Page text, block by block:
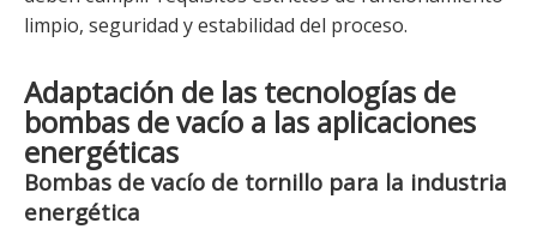
limpio, seguridad y estabilidad del proceso.
Adaptación de las tecnologías de
bombas de vacío a las aplicaciones
energéticas
Bombas de vacío de tornillo para la industria
energética